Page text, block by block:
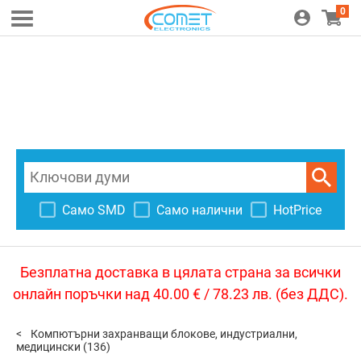
0
Само SMD Само налични HotPrice
Безплатна доставка в цялата страна за всички
онлайн поръчки над 40.00 € / 78.23 лв. (без ДДС).
Компютърни захранващи блокове, индустриални,
медицински (136)